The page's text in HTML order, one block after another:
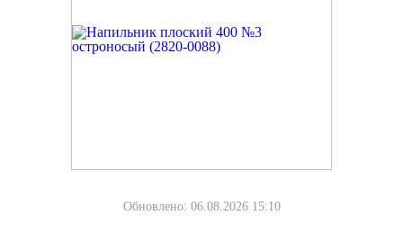
Обновлено: 06.08.2026 15:10